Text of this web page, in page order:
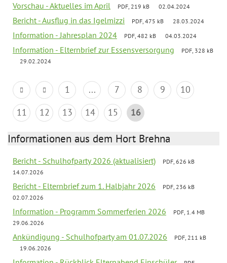
Vorschau - Aktuelles im April PDF, 219 kB 02.04.2024
Bericht - Ausflug in das Igelmizzi PDF, 475 kB 28.03.2024
Information - Jahresplan 2024 PDF, 482 kB 04.03.2024
Information - Elternbrief zur Essensversorgung
PDF, 328 kB
29.02.2024
1 ... 7 8 9
10
11
12 13 14 15 16
Informationen aus dem Hort Brehna
Bericht - Schulhofparty 2026 (aktualisiert)
PDF, 626 kB
14.07.2026
Bericht - Elternbrief zum 1. Halbjahr 2026
PDF, 236 kB
02.07.2026
Information - Programm Sommerferien 2026
PDF, 1.4 MB
29.06.2026
Ankündigung - Schulhofparty am 01.07.2026
PDF, 211 kB
19.06.2026